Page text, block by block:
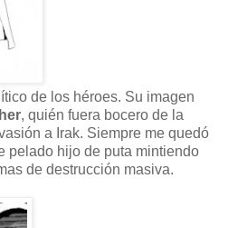
de los héroes. Su imagen
, quién fuera bocero de la
a Irak. Siempre me quedó
pelado hijo de puta mintiendo
de destrucción masiva.